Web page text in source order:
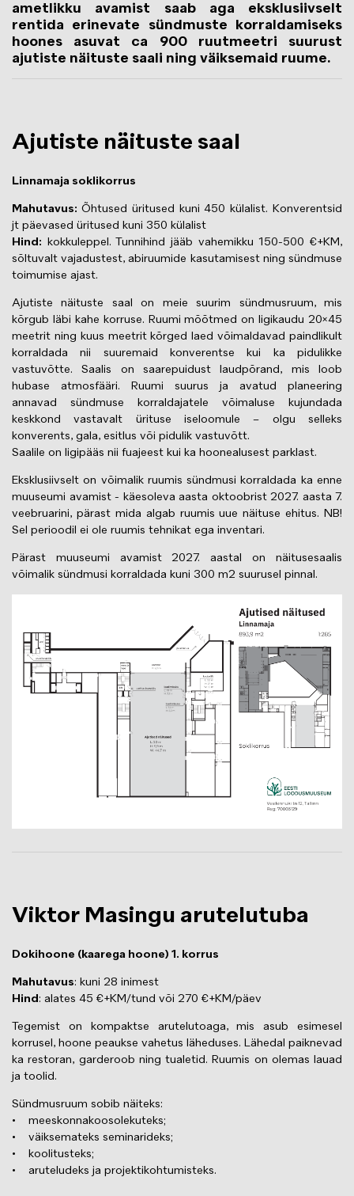
ametlikku avamist saab aga eksklusiivselt
rentida erinevate sündmuste korraldamiseks
hoones asuvat ca 900 ruutmeetri suurust
ajutiste näituste saali ning väiksemaid ruume.
Ajutiste näituste saal
Linnamaja soklikorrus
Mahutavus: Õhtused üritused kuni 450 külalist. Konverentsid
jt päevased üritused kuni 350 külalist
Hind: kokkuleppel. Tunnihind jääb vahemikku 150-500 €+KM,
sõltuvalt vajadustest, abiruumide kasutamisest ning sündmuse
toimumise ajast.
Ajutiste näituste saal on meie suurim sündmusruum, mis
kõrgub läbi kahe korruse. Ruumi mõõtmed on ligikaudu 20×45
meetrit ning kuus meetrit kõrged laed võimaldavad paindlikult
korraldada nii suuremaid konverentse kui ka pidulikke
vastuvõtte. Saalis on saarepuidust laudpõrand, mis loob
hubase atmosfääri. Ruumi suurus ja avatud planeering
annavad sündmuse korraldajatele võimaluse kujundada
keskkond vastavalt ürituse iseloomule – olgu selleks
konverents, gala, esitlus või pidulik vastuvõtt.
Saalile on ligipääs nii fuajeest kui ka hoonealusest parklast.
Eksklusiivselt on võimalik ruumis sündmusi korraldada ka enne
muuseumi avamist - käesoleva aasta oktoobrist 2027. aasta 7.
veebruarini, pärast mida algab ruumis uue näituse ehitus. NB!
Sel perioodil ei ole ruumis tehnikat ega inventari.
Pärast muuseumi avamist 2027. aastal on näitusesaalis
võimalik sündmusi korraldada kuni 300 m2 suurusel pinnal.
Viktor Masingu arutelutuba
Dokihoone (kaarega hoone) 1. korrus
Mahutavus: kuni 28 inimest
Hind : alates 45 €+KM/tund või 270 €+KM/päev
Tegemist on kompaktse arutelutoaga, mis asub esimesel
korrusel, hoone peaukse vahetus läheduses. Lähedal paiknevad
ka restoran, garderoob ning tualetid. Ruumis on olemas lauad
ja toolid.
Sündmusruum sobib näiteks:
• meeskonnakoosolekuteks;
• väiksemateks seminarideks;
• koolitusteks;
• aruteludeks ja projektikohtumisteks.